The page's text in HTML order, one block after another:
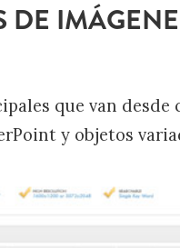
que van
y objetos